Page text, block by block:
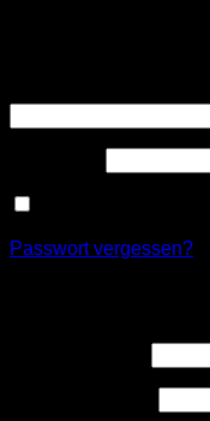
Passwort vergessen?